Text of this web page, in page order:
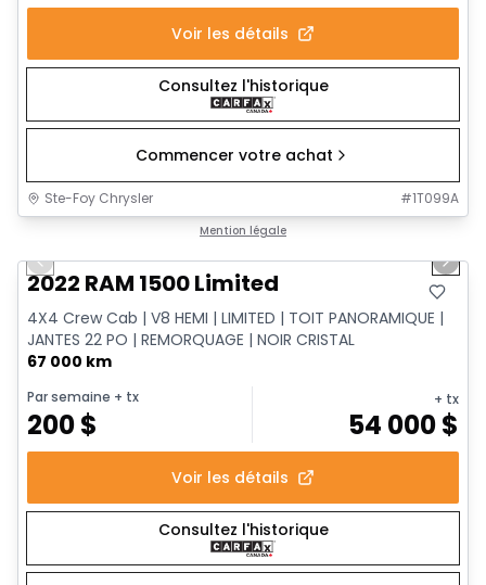
Voir les détails
Consultez l'historique
Commencer votre achat
Ste-Foy Chrysler #1T099A
Mention légale
Previous slide Next
2022 RAM 1500 Limited
4X4 Crew Cab | V8 HEMI | LIMITED | TOIT PANORAMIQUE |
JANTES 22 PO | REMORQUAGE | NOIR CRISTAL
67 000 km
Par semaine + tx
200$
+ tx
54 000$
Voir les détails
Consultez l'historique